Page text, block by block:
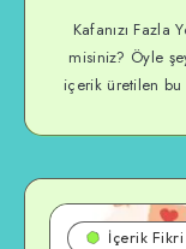
Kafanızı Fazla
misiniz? Öyle
içerik üretilen
İçerik Fikri